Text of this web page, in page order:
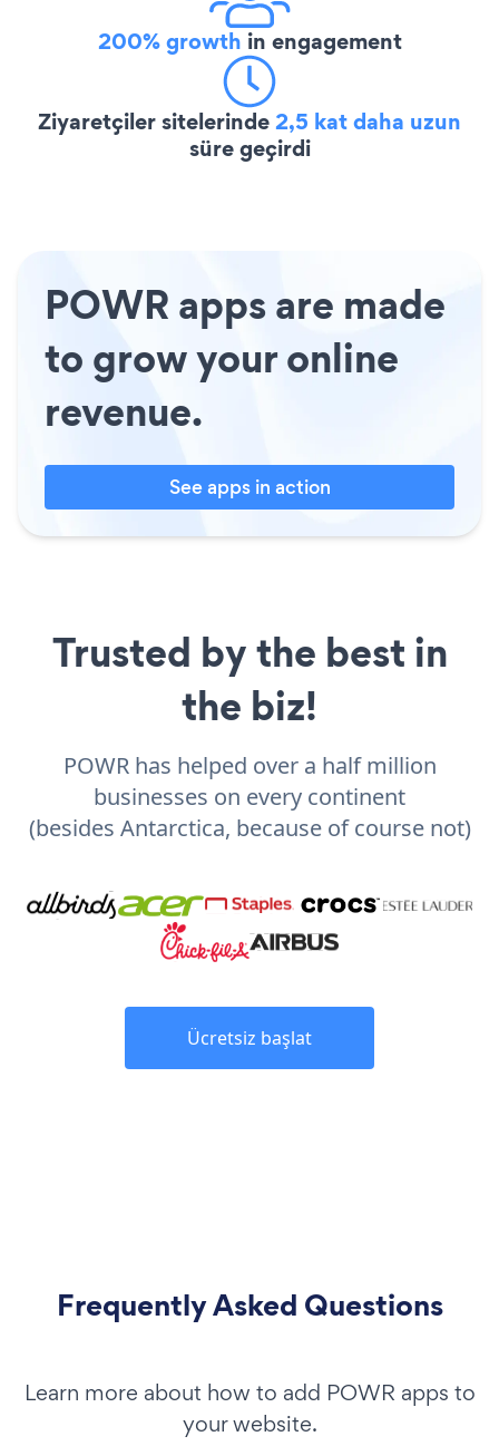
200% growth in engagement
Ziyaretçiler sitelerinde2,5 kat daha uzun
süre geçirdi
POWR apps are made
to grow your online
revenue.
See apps in action
Trusted by the best in
the biz!
POWR has helped over a half million
businesses on every continent
(besides Antarctica, because of course not)
Ücretsiz başlat
Frequently Asked Questions
Learn more about how to add POWR apps to
your website.